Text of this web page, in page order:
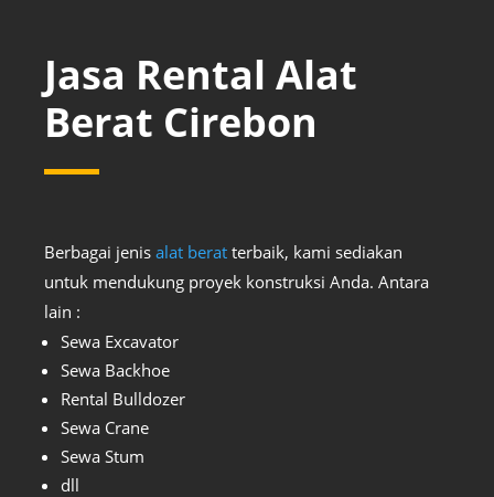
Jasa Rental Alat
Berat Cirebon
Berbagai jenis alat berat terbaik, kami sediakan
untuk mendukung proyek konstruksi Anda. Antara
lain :
Sewa Excavator
Sewa Backhoe
Rental Bulldozer
Sewa Crane
Sewa Stum
dll